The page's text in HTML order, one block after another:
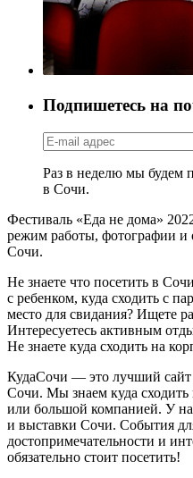
Подпишетесь на
Раз в неделю мы будем
в Сочи.
Фестиваль «Еда не дома»
режим работы, фотографии и
Сочи.
Не знаете что посетить в
с ребенком, куда сходить с
место для свидания? Ищете
Интересуетесь активным
Не знаете куда сходить на
КудаСочи — это лучший
Сочи. Мы знаем куда
или большой компанией. У
и выставки Сочи. События
достопримечательности и
обязательно стоит посетить!